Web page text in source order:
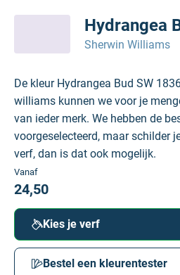
Hydrangea
Sherwin Williams
De kleur Hydrangea Bud SW
williams kunnen we voor je
van ieder merk. We hebben de
voorgeselecteerd, maar schilder
verf, dan is dat ook mogelijk.
Vanaf
24,50
Kies je verf
Bestel een kleurentester